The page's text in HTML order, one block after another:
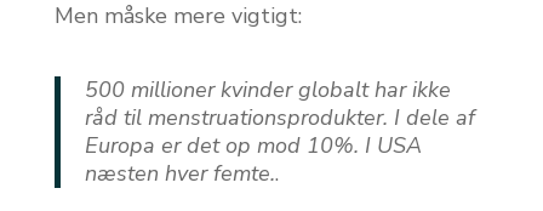
Men måske mere vigtigt:
500 millioner kvinder globalt har ikke
råd til menstruationsprodukter. I dele af
Europa er det op mod 10%. I USA
næsten hver femte..